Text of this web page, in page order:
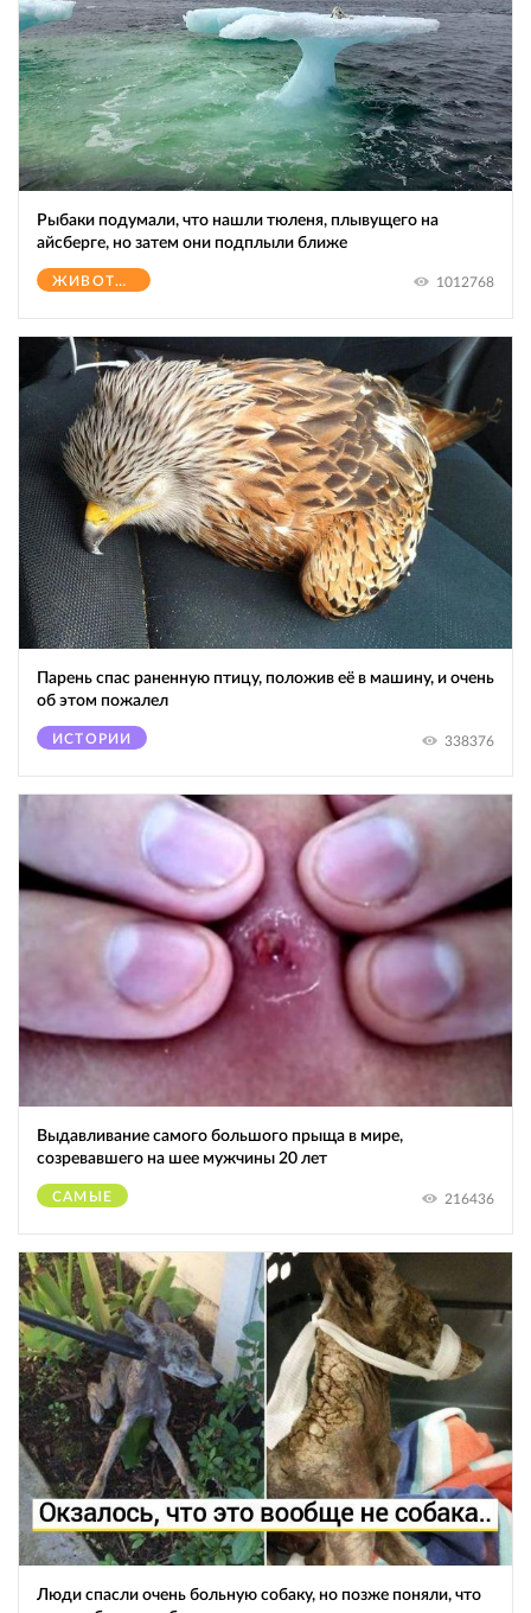
Рыбаки подумали, что нашли тюленя, плывущего на
айсберге, но затем они подплыли ближе
ЖИВОТНЫЕ 1012768
Парень спас раненную птицу, положив её в машину, и очень
об этом пожалел
ИСТОРИИ 338376
Выдавливание самого большого прыща в мире,
созревавшего на шее мужчины 20 лет
САМЫЕ 216436
Люди спасли очень больную собаку, но позже поняли, что